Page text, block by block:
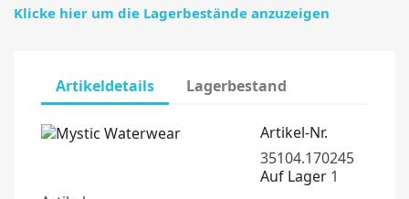
Klicke hier um die Lagerbestände anzuzeigen
Artikeldetails Lagerbestand
Artikel-Nr.
35104.170245
Auf Lager 1